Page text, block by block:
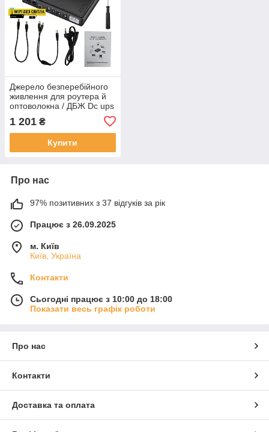
Джерело безперебійного
живлення для роутера й
оптоволокна / ДБЖ Dc ups
14000 mAh / Wifi без
світла
1 201 ₴
Купити
Про нас
97% позитивних з 37 відгуків за рік
Працює з 26.09.2025
м. Київ
Київ, Україна
Контакти
Сьогодні працює з 10:00 до 18:00
Показати весь графік роботи
Про нас
Контакти
Доставка та оплата